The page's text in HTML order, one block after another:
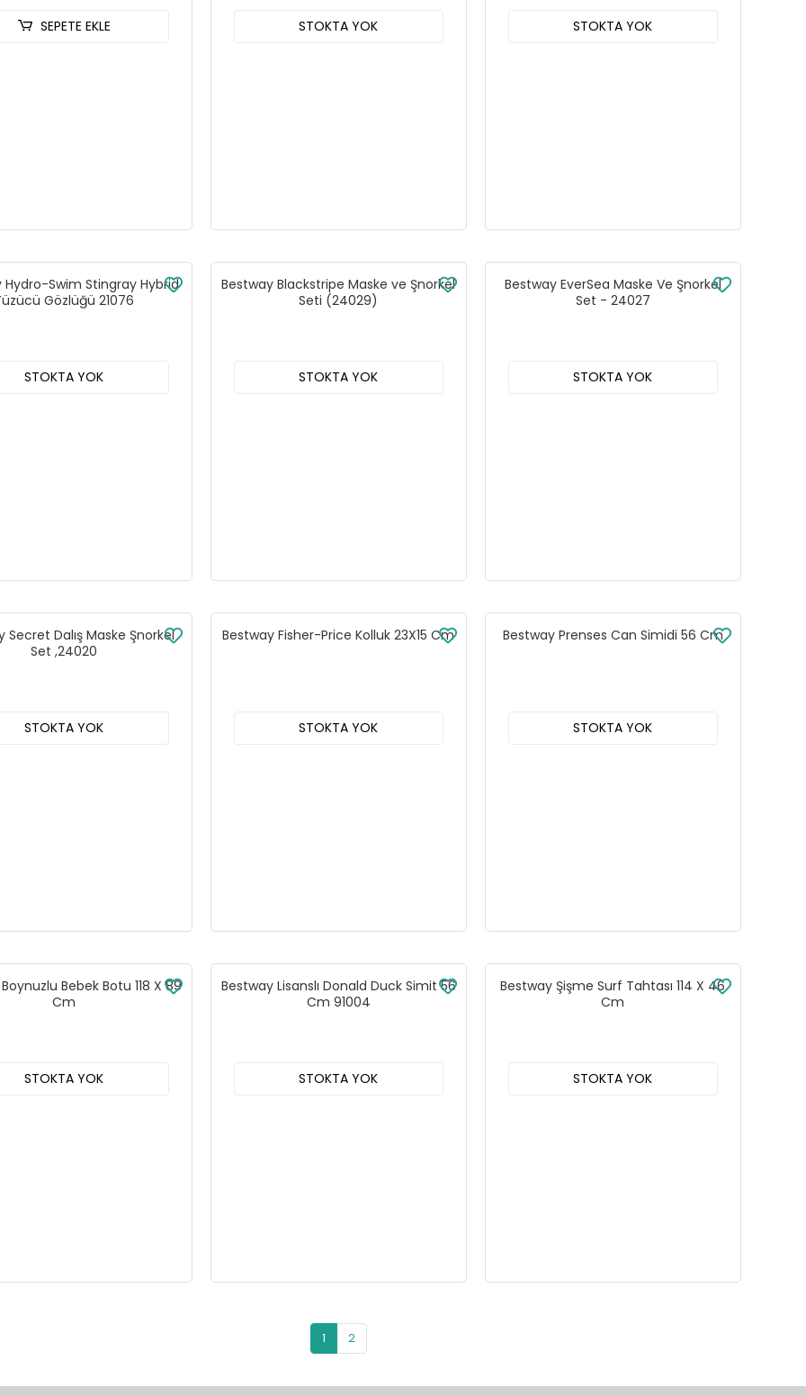
SEPETE EKLE STOKTA YOK STOKTA YOK
Hydro-Swim Stingray Hybrid
Gözlüğü 21076
STOKTA YOK
Bestway Blackstripe Maske ve Şnorkel
Seti (24029)
STOKTA YOK
Bestway EverSea Maske Ve Şnorkel
Set - 24027
STOKTA YOK
Secret Dalış Maske Şnorkel
Set ,24020
STOKTA YOK
Bestway Fisher-Price Kolluk 23X15 Cm
STOKTA YOK
Bestway Prenses Can Simidi 56 Cm
STOKTA YOK
Bebek Botu 118 X 89
Cm
STOKTA YOK
Bestway Lisanslı Donald Duck Simit 56
Cm 91004
STOKTA YOK
Bestway Şişme Surf Tahtası 114 X 46
Cm
STOKTA YOK
1 2